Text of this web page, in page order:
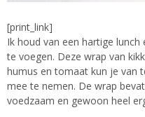
[print_link]
Ik houd van een hartige
te voegen. Deze wrap van
humus en tomaat kun je van
mee te nemen. De wrap
voedzaam en gewoon heel